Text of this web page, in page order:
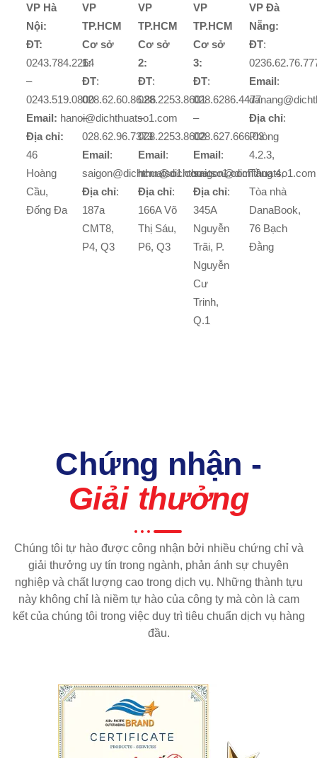
VP Hà
Nội:
ĐT:
0243.784.2264
–
0243.519.0800
Email: hanoi@dichthuatso1.com
Địa chỉ:
46
Hoàng
Cầu,
Đống Đa
VP
TP.HCM
Cơ sở
1:
ĐT:
028.62.60.86.86
–
028.62.96.7373
Email:
saigon@dichthuatso1.com
Địa chỉ:
187a
CMT8,
P4, Q3
VP
TP.HCM
Cơ sở
2:
ĐT:
028.2253.8601
–
028.2253.8602
Email:
hcm@dichthuatso1.com
Địa chỉ:
166A Võ
Thị Sáu,
P6, Q3
VP
TP.HCM
Cơ sở
3:
ĐT:
028.6286.4477
–
028.627.666.03
Email:
saigon@dichthuatso1.com
Địa chỉ:
345A
Nguyễn
Trãi, P.
Nguyễn
Cư
Trinh,
Q.1
VP Đà
Nẵng:
ĐT:
Email:
Địa chỉ:
Phòng
4.2.3,
Tầng 4,
Tòa nhà
DanaBook,
76 Bạch
Đằng
Chứng nhận -
Giải thưởng
Chúng tôi tự hào được công nhận bởi nhiều chứng chỉ và
giải thưởng uy tín trong ngành, phản ánh sự chuyên
nghiệp và chất lượng cao trong dịch vụ. Những thành tựu
này không chỉ là niềm tự hào của công ty mà còn là cam
kết của chúng tôi trong việc duy trì tiêu chuẩn dịch vụ hàng
đầu.